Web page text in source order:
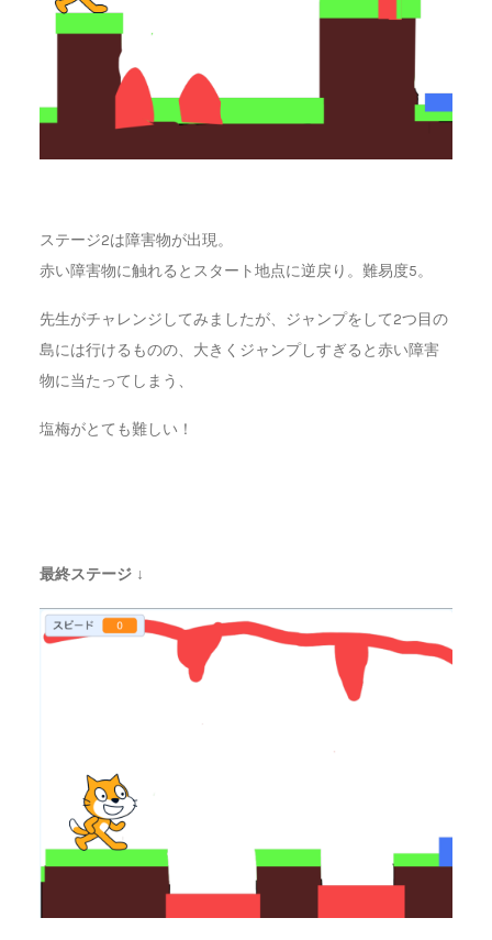
ステージ2は障害物が出現。
赤い障害物に触れるとスタート地点に逆戻り。難易度5。
先生がチャレンジしてみましたが、ジャンプをして2つ目の
島には行けるものの、大きくジャンプしすぎると赤い障害
物に当たってしまう、
塩梅がとても難しい！
最終ステージ ↓